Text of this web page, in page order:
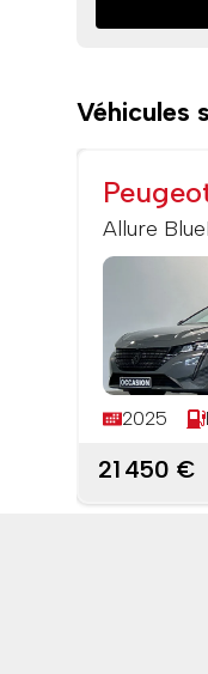
Véhicules
Allure
EAT8
2025
21 450 €